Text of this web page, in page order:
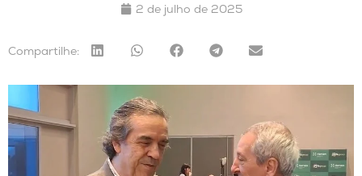
2 de julho de 2025
Compartilhe: